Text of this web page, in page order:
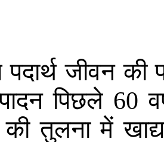
पदार्थ जीवन की
पिछले 60
की तुलना में खाद्य